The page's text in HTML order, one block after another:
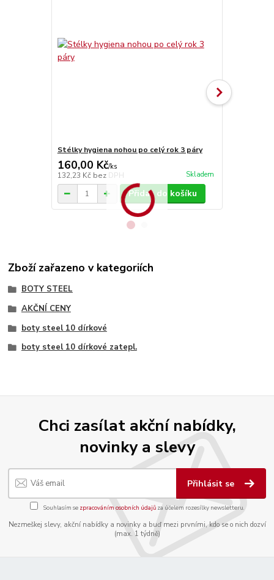
Stélky hygiena nohou po celý rok 3 páry
160,00 Kč/ks
132,23 Kč bez DPH Skladem
Přidat do košíku
Zboží zařazeno v kategoriích
BOTY STEEL
AKČNÍ CENY
boty steel 10 dírkové
boty steel 10 dírkové zatepl.
Chci zasílat akční nabídky,
novinky a slevy
Přihlásit se
Souhlasím se zpracováním osobních údajůza účelem rozesílky newsletteru.
Nezmeškej slevy, akční nabídky a novinky a buď mezi prvními, kdo se o nich dozví
(max. 1 týdně)